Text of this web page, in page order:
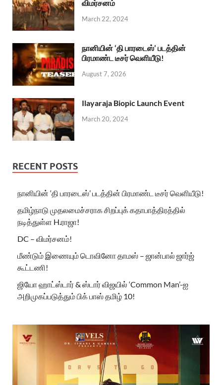
விமர்சனம்
March 22, 2024
நானியின் ‘தி பாரடைஸ்’ படத்தின்
பிரமாண்ட டீசர் வெளியீடு!
August 7, 2026
Ilayaraja Biopic Launch Event
March 20, 2024
RECENT POSTS
நானியின் ‘தி பாரடைஸ்’ படத்தின் பிரமாண்ட டீசர் வெளியீடு!
தமிழ்நாடு முதலமைச்சராக சிறப்புக் கதாபாத்திரத்தில்
நடித்துள்ள H.ராஜா!
DC – விமர்சனம்!
மீண்டும் இணையும் டொவினோ தாமஸ் – ஜான்பால் ஜார்ஜ்
கூட்டணி!
ஜியோ ஹாட்ஸ்டார் & ஸ்டார் விஜயில் ‘Common Man’-ஐ
அறிமுகப்படுத்தும் பிக் பாஸ் தமிழ் 10!